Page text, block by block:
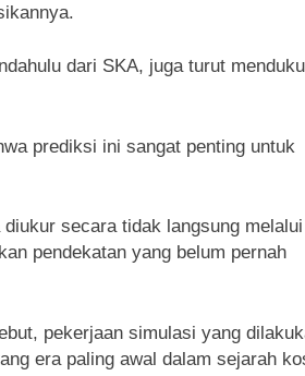
dari SKA, juga turut
prediksi ini sangat penting untuk
secara tidak langsung
pendekatan yang belum pernah
pekerjaan simulasi yang
era paling awal dalam sejarah